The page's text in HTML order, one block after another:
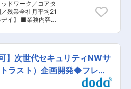
、セキュリティ・ク
広く習得できま
った最新技術に触
ド＆ネットワーク
インフラを網羅
ションを法人のお
変更の範
。 ◇情報漏洩対策の
策 ◇セキュリティイ
ュリティポリシー
の連携と組織の強
した。新体制にお
します。120年以
ければいけない課
革を行っていただ
ドワーク／コアタ
残業全社月平均21
内容：
したインフラ領域
います。 当ポジシ
一員として、当社
様のCSIRT運用な
ます。 【担当
る保険会社様(国
】次世代セキュリティNWサ
ラスト）企画開発◆フレッ